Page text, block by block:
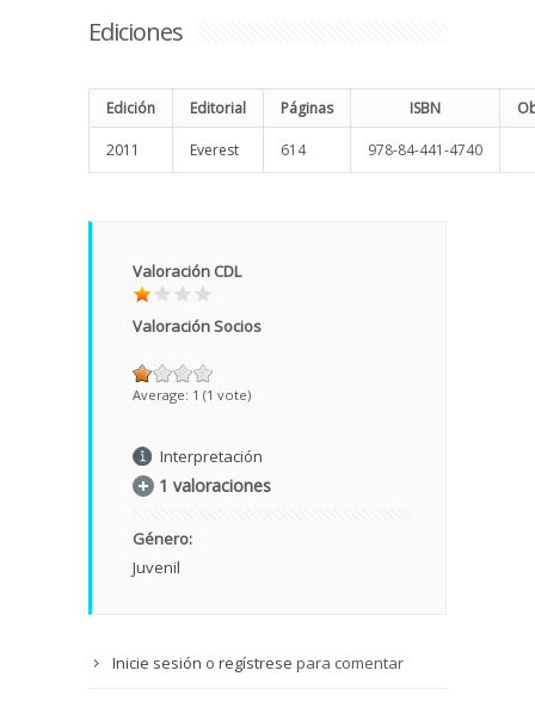
Ediciones
Edición Editorial Páginas ISBN
2011 Everest 614 978-84-441-4740
Valoración CDL
Valoración Socios
Average: 1 (1 vote)
Interpretación
1 valoraciones
Género:
Juvenil
Inicie sesión o regístrese para comentar